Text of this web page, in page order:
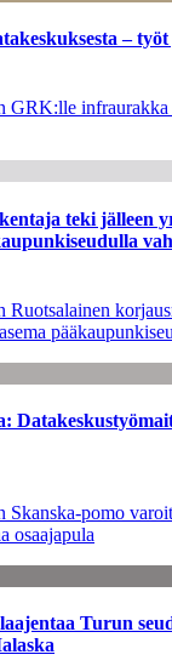
– työt
GRK:lle infraurakka
teki jälleen
Ruotsalainen
Skanska-pomo
osaajapula
Turun